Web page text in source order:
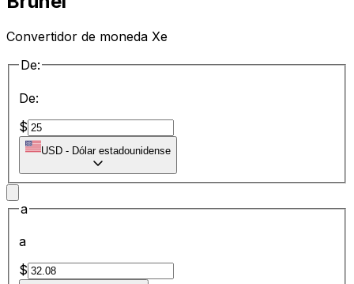
Convertidor de moneda Xe
De:
De:
$
USD - Dólar estadounidense
a
a
$